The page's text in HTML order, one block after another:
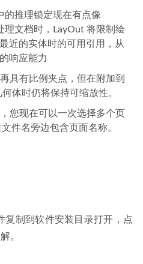
的推理锁定现在有点像
理文档时，LayOut 将限制绘
近的实体时的可用引用，从
响应能力
具有比例夹点，但在附加到
体时仍将保持可缩放性。
您现在可以一次选择多个页
件名旁边包含页面名称。
复制到软件安装目录打开，点
。